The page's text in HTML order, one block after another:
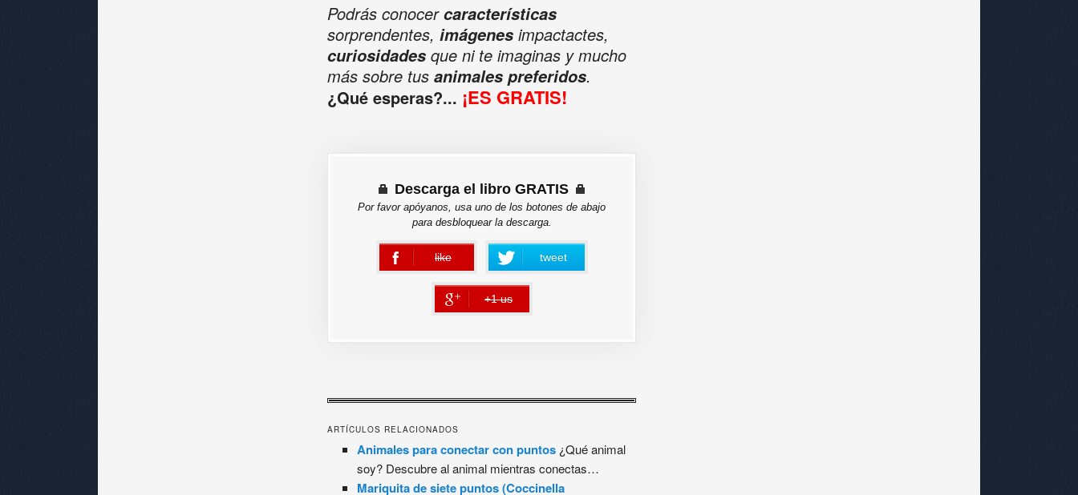
Podrás conocercaracterísticas
sorprendentes, imágenesimpactactes,
curiosidadesque ni te imaginas y mucho
más sobre tus animales preferidos.
¿Qué esperas?... ¡ES GRATIS!
Descarga el libro GRATIS
Por favor apóyanos, usa uno de los botones de abajo
para desbloquear la descarga.
like
error tweet
+1 us
error
ARTÍCULOS RELACIONADOS
Animales para conectar con puntos ¿Qué animal
soy? Descubre al animal mientras conectas…
Mariquita de siete puntos (Coccinella